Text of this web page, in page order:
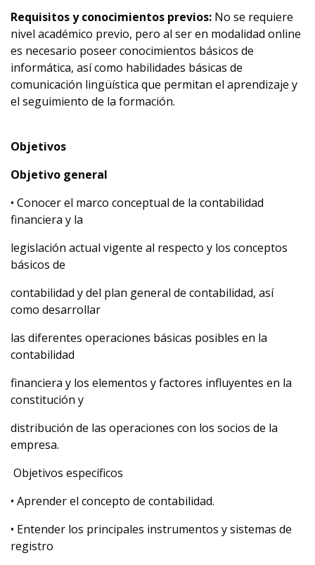
Requisitos y conocimientos previos: No se requiere
nivel académico previo, pero al ser en modalidad online
es necesario poseer conocimientos básicos de
informática, así como habilidades básicas de
comunicación lingüística que permitan el aprendizaje y
el seguimiento de la formación.
Objetivos
Objetivo general
• Conocer el marco conceptual de la contabilidad
financiera y la
legislación actual vigente al respecto y los conceptos
básicos de
contabilidad y del plan general de contabilidad, así
como desarrollar
las diferentes operaciones básicas posibles en la
contabilidad
financiera y los elementos y factores influyentes en la
constitución y
distribución de las operaciones con los socios de la
empresa.
Objetivos específicos
• Aprender el concepto de contabilidad.
• Entender los principales instrumentos y sistemas de
registro